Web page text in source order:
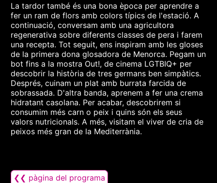
La tardor també és una bona època per aprendre a
fer un ram de flors amb colors típics de l'estació. A
continuació, conversam amb una agricultora
regenerativa sobre diferents classes de pera i farem
una recepta. Tot seguit, ens inspiram amb les gloses
de la primera dona glosadora de Menorca. Pegam un
bot fins a la mostra Out!, de cinema LGTBIQ+ per
descobrir la història de tres germans ben simpàtics.
Després, cuinam un plat amb burrata farcida de
sobrassada. D'altra banda, aprenem a fer una crema
hidratant casolana. Per acabar, descobrirem si
consumim més carn o peix i quins són els seus
valors nutricionals. A més, visitam el viver de cria de
peixos més gran de la Mediterrània.
❮❮ pàgina del programa